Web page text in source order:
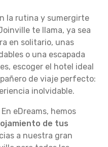
la rutina y sumergirte
te llama, ya sea
en solitario, unas
o una escapada
escoger el hotel ideal
de viaje perfecto:
inolvidable.
eDreams, hemos
de tus
a nuestra gran